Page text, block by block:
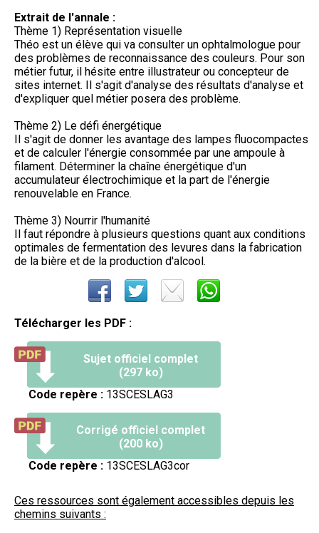
Extrait de l'annale :
Thème 1) Représentation visuelle
Théo est un élève qui va consulter un ophtalmologue pour
des problèmes de reconnaissance des couleurs. Pour son
métier futur, il hésite entre illustrateur ou concepteur de
sites internet. Il s'agit d'analyse des résultats d'analyse et
d'expliquer quel métier posera des problème.
Thème 2) Le défi énergétique
Il s'agit de donner les avantage des lampes fluocompactes
et de calculer l'énergie consommée par une ampoule à
filament. Déterminer la chaîne énergétique d'un
accumulateur électrochimique et la part de l'énergie
renouvelable en France.
Thème 3) Nourrir l'humanité
Il faut répondre à plusieurs questions quant aux conditions
optimales de fermentation des levures dans la fabrication
de la bière et de la production d'alcool.
Télécharger les PDF :
Sujet officiel complet
(297 ko)
Code repère : 13SCESLAG3
Corrigé officiel complet
(200 ko)
Code repère : 13SCESLAG3cor
Ces ressources sont également accessibles depuis les
chemins suivants :